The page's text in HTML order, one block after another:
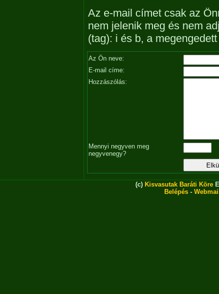
Az e-mail címet csak az
nem jelenik meg és nem
(tag): i és b, a
Az Ön neve:
E-mail címe:
Hozzászólás:
Mennyi negyven meg
negyvenegy?
(c) Kisvasutak Baráti Köre
Belépés -